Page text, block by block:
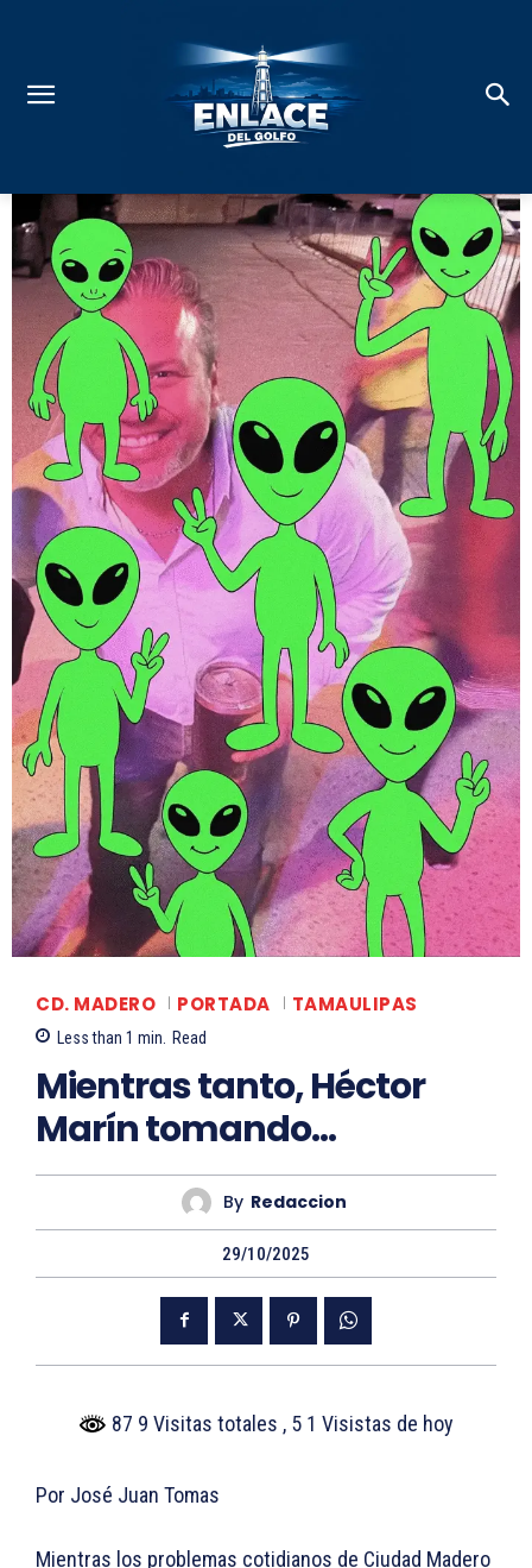
CD. MADERO PORTADA TAMAULIPAS
Less than 1 min. Read
Mientras tanto, Héctor
Marín tomando…
By Redaccion
29/10/2025
87 9 Visitas totales , 5 1 Visistas de hoy
Por José Juan Tomas
Mientras los problemas cotidianos de Ciudad Madero